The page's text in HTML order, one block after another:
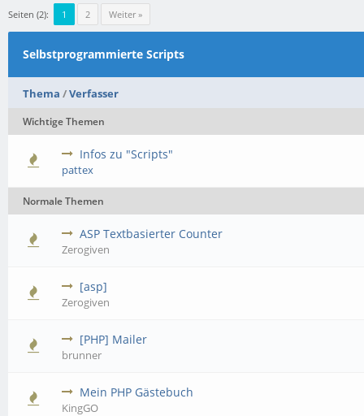
Seiten (2): 1 2 Weiter »
Selbstprogrammierte Scripts
Thema /Verfasser
Wichtige Themen
Infos zu "Scripts"
pattex
Normale Themen
ASP Textbasierter Counter
Zerogiven
[asp]
Zerogiven
[PHP] Mailer
brunner
Mein PHP Gästebuch
KingGO